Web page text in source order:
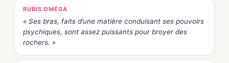
RUBIS OMÉGA
« Ses bras, faits d’une matière conduisant ses pouvoirs
psychiques, sont assez puissants pour broyer des
rochers. »